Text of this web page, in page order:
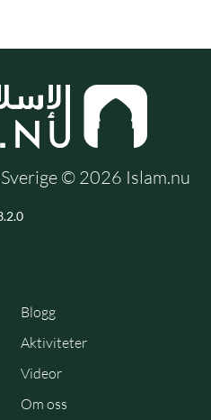
© 2026 Islam.nu
Blogg
Aktiviteter
Videor
Om oss